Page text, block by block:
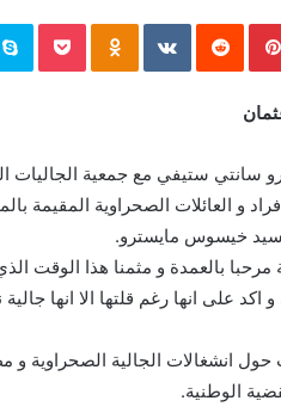
Pinterest
‏Reddit
‏VKontakte
Pocket
ستيفي مع جمعية الجاليات
العائلات الصحراوية المقيمة
خيسوس مايسترو.
مرحبا بالعمدة و مثمنا هذا الوقت
اكد على انها رغم قلتها الا انها
انشغالات الجالية الصحراوية و
الوطنية.